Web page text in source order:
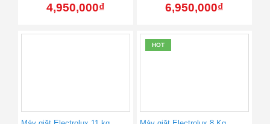
4,950,000₫ 6,950,000₫
HOT